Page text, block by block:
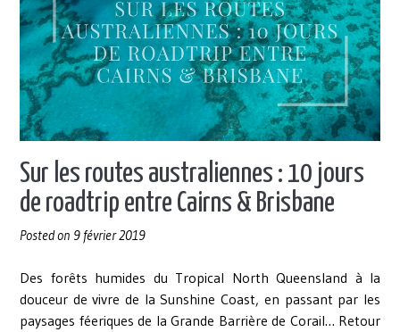
du
Queensland
qui
a
vent
en
! »
Sur les routes australiennes : 10 jours
de roadtrip entre Cairns & Brisbane
Posted on 9 février 2019
Des forêts humides du Tropical North Queensland à la
douceur de vivre de la Sunshine Coast, en passant par les
paysages féeriques de la Grande Barrière de Corail… Retour